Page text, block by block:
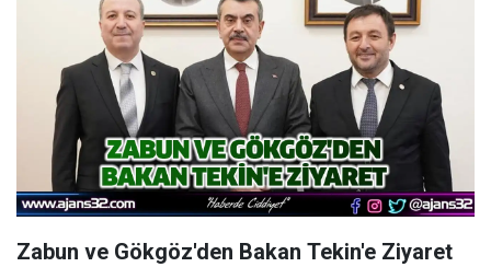
Zabun ve Gökgöz'den Bakan Tekin'e Ziyaret